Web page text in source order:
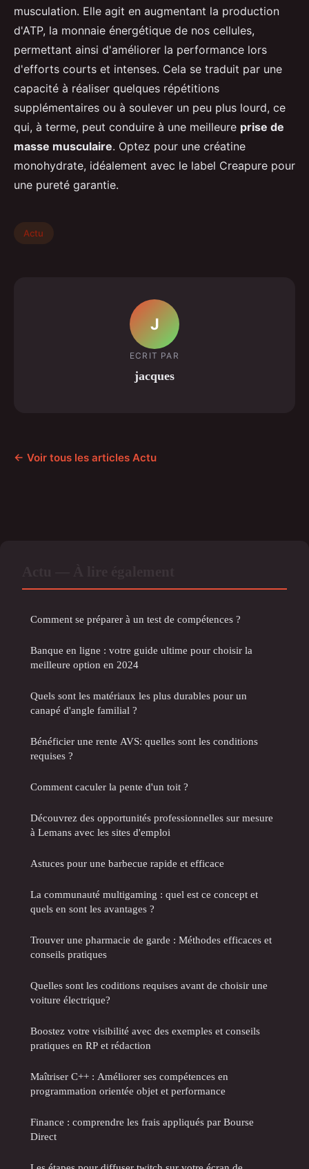
musculation. Elle agit en augmentant la production
d'ATP, la monnaie énergétique de nos cellules,
permettant ainsi d'améliorer la performance lors
d'efforts courts et intenses. Cela se traduit par une
capacité à réaliser quelques répétitions
supplémentaires ou à soulever un peu plus lourd, ce
qui, à terme, peut conduire à une meilleure prise de
masse musculaire. Optez pour une créatine
monohydrate, idéalement avec le label Creapure pour
une pureté garantie.
Actu
J
ECRIT PAR
jacques
← Voir tous les articles Actu
Comment se préparer à un test de compétences ?
Banque en ligne : votre guide ultime pour choisir la
meilleure option en 2024
Quels sont les matériaux les plus durables pour un
canapé d'angle familial ?
Bénéficier une rente AVS: quelles sont les conditions
requises ?
Comment caculer la pente d'un toit ?
Découvrez des opportunités professionnelles sur mesure
à Lemans avec les sites d'emploi
Astuces pour une barbecue rapide et efficace
La communauté multigaming : quel est ce concept et
quels en sont les avantages ?
Trouver une pharmacie de garde : Méthodes efficaces et
conseils pratiques
Quelles sont les coditions requises avant de choisir une
voiture électrique?
Boostez votre visibilité avec des exemples et conseils
pratiques en RP et rédaction
Maîtriser C++ : Améliorer ses compétences en
programmation orientée objet et performance
Finance : comprendre les frais appliqués par Bourse
Direct